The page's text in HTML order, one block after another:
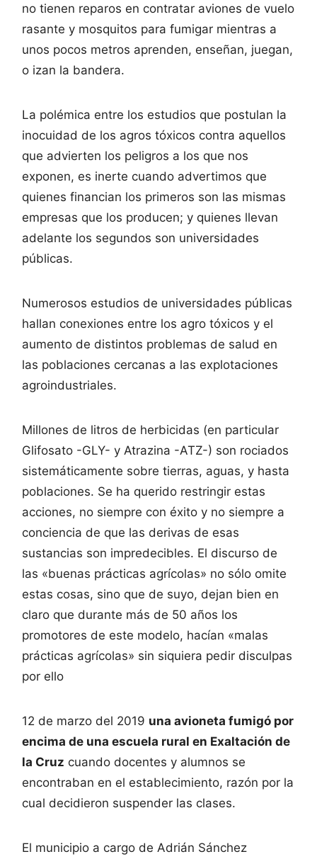
no tienen reparos en contratar aviones de vuelo
rasante y mosquitos para fumigar mientras a
unos pocos metros aprenden, enseñan, juegan,
o izan la bandera.
La polémica entre los estudios que postulan la
inocuidad de los agros tóxicos contra aquellos
que advierten los peligros a los que nos
exponen, es inerte cuando advertimos que
quienes financian los primeros son las mismas
empresas que los producen; y quienes llevan
adelante los segundos son universidades
públicas.
Numerosos estudios de universidades públicas
hallan conexiones entre los agro tóxicos y el
aumento de distintos problemas de salud en
las poblaciones cercanas a las explotaciones
agroindustriales.
Millones de litros de herbicidas (en particular
Glifosato -GLY- y Atrazina -ATZ-) son rociados
sistemáticamente sobre tierras, aguas, y hasta
poblaciones. Se ha querido restringir estas
acciones, no siempre con éxito y no siempre a
conciencia de que las derivas de esas
sustancias son impredecibles. El discurso de
las «buenas prácticas agrícolas» no sólo omite
estas cosas, sino que de suyo, dejan bien en
claro que durante más de 50 años los
promotores de este modelo, hacían «malas
prácticas agrícolas» sin siquiera pedir disculpas
por ello
12 de marzo del 2019 una avioneta fumigó por
encima de una escuela rural en Exaltación de
la Cruz cuando docentes y alumnos se
encontraban en el establecimiento, razón por la
cual decidieron suspender las clases.
El municipio a cargo de Adrián Sánchez